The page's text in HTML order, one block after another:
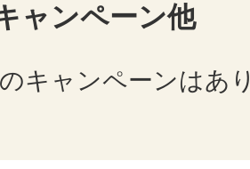
ャンペーン他
キャンペーンはあ